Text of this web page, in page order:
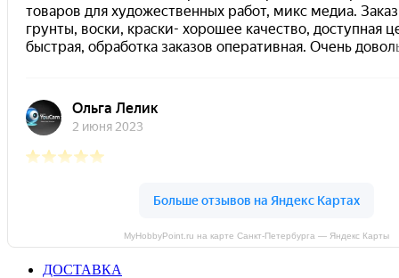
MyHobbyPoint.ru на карте Санкт‑Петербурга — Яндекс Карты
ДОСТАВКА